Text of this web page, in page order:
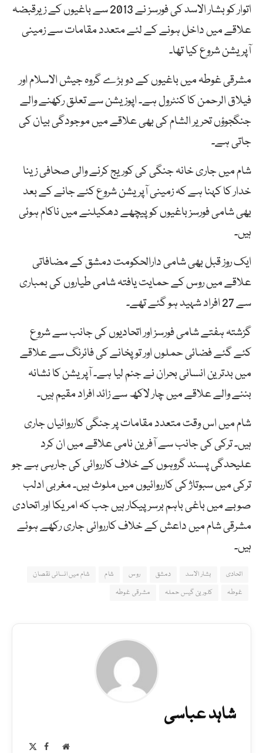
اتوار کو بشار الاسد کی فورسز نے 2013 سے باغیوں کے زیرقبضہ
علاقے میں داخل ہونے کے لئے متعدد مقامات سے زمینی
آپریشن شروع کیا تھا۔
مشرقی غوطہ میں باغیوں کے دو بڑے گروہ جیش الاسلام اور
فیلاق الرحمن کا کنٹرول ہے۔ اپوزیشن سے تعلق رکھنے والے
جنگجوؤں تحریر الشام کی بھی علاقے میں موجودگی بیان کی
جاتی ہے۔
شام میں جاری خانہ جنگی کی کوریج کرنے والی صحافی زینا
خدار کا کہنا ہے کہ زمینی آپریشن شروع کئے جانے کے بعد
بھی شامی فورسز باغیوں کو پیچھے دھکیلنے میں ناکام ہوئی
ہیں۔
ایک روز قبل بھی شامی دارالحکومت دمشق کے مضافاتی
علاقے میں روس کے حمایت یافتہ شامی طیاروں کی بمباری
سے 27 افراد شہید ہو گئے تھے۔
گزشتہ ہفتے شامی فورسز اور اتحادیوں کی جانب سے شروع
کئے گئے فضائی حملوں اور توپخانے کی فائرنگ سے علاقے
میں بدترین انسانی بحران نے جنم لیا ہے۔ آپریشن کا نشانہ
بننے والے علاقے میں چار لاکھ سے زائد افراد مقیم ہیں۔
شام میں اس وقت متعدد مقامات پر جنگی کارروائیاں جاری
ہیں۔ ترکی کی جانب سے آفرین نامی علاقے میں ان کرد
علیحدگی پسند گروہوں کے خلاف کارروائی کی جارہی ہے جو
ترکی میں سبوتاژ کی کارروائیوں میں ملوث ہیں۔ مغربی ادلب
صوبے میں باغی باہم برسرپیکار ہیں جب کہ امریکا اور اتحادی
مشرقی شام میں داعش کے خلاف کارروائی جاری رکھے ہوئے
ہیں۔
اتحادی بشار الاسد دمشق روس شام
شام میں انسانی نقصان
غوطہ
کلورین گیس حملہ مشرقی غوطہ
شاہد عباسی
Website
Facebook